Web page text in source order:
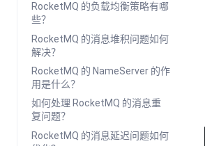
RocketMQ 的负载均衡策略有哪
些？
RocketMQ 的消息堆积问题如何
解决？
RocketMQ 的 NameServer 的作
用是什么？
如何处理 RocketMQ 的消息重
复问题？
RocketMQ 的消息延迟问题如何